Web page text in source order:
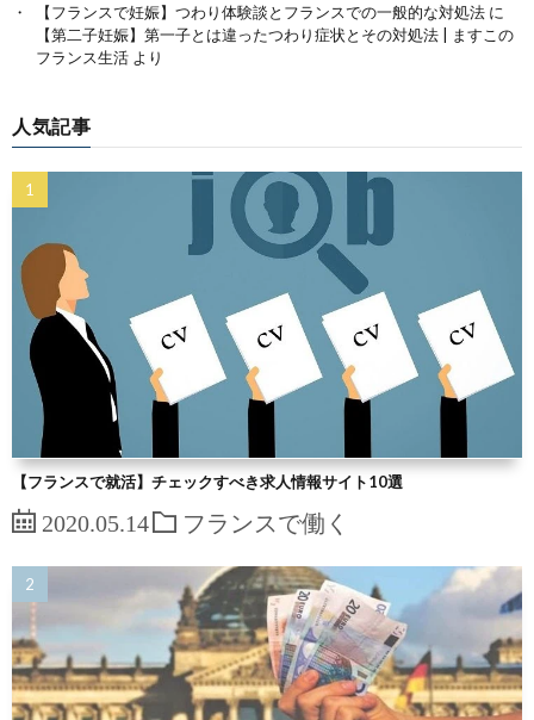
【フランスで妊娠】つわり体験談とフランスでの一般的な対処法 に
【第二子妊娠】第一子とは違ったつわり症状とその対処法 | ますこの
フランス生活 より
人気記事
【フランスで就活】チェックすべき求人情報サイト10選
2020.05.14 フランスで働く